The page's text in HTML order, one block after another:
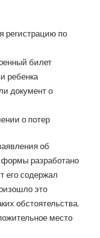
регистрацию по
билет
ребенка
документ о
о потер
об
формы разработано
его содержал
это
обстоятельства.
место